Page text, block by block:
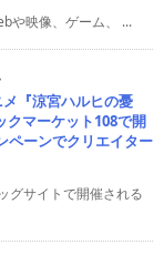
や映像、ゲーム、 ...
『涼宮ハルヒの憂
クマーケット108で開
ペーンでクリエイター
グサイトで開催される